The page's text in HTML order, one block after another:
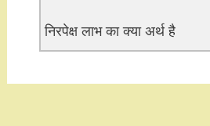
निरपेक्ष लाभ का क्या अर्थ है